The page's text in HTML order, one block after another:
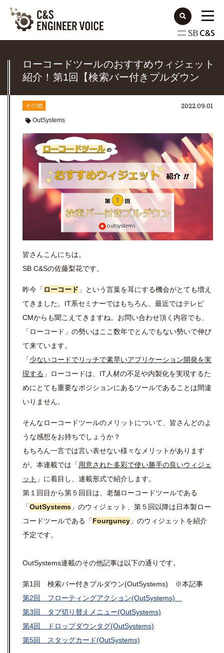
ローコードツールのおすすめウィジェット
紹介！第1回【検索バー付きプルダウン
その他
OutSystems
2022.09.01
皆さんこんにちは。
SB C&Sの佐藤梨花です。
昨今「 ローコード 」という言葉を耳にする機会がとても増え
てきました。IT系セミナーではもちろん、最近ではテレビ
CMからも聞こえてきますね。お問い合わせ頂く内容でも、
「ローコード」の勢いはここ数年でとんでもない勢いで伸び
て来ています。
「少ないコードでリッチで素早いアプリケーション開発を実
現する 」ローコードは、IT人材の不足や内製化を実現するた
めにとても重要なポジションにあるツールであることは間違
いりません。
そんなローコードツールのメリットについて、皆さんどのよ
うな感想をお持ちでしょうか？
もちろん一言では言い表せない様々なメリットがあります
が、本連載では「用意された多彩で使い勝手の良いウィジェ
ット 」に着目し、連載形式で紹介します。
第１回目から第５回目は、老舗ローコードツールである
「OutSystems 」のウィジェット、第５回以降は日本製ロー
コードツールである「Fourguncy 」のウィジェットを紹介
予定です。
OutSystems連載のその他記事は以下の通りです。
第1回 検索バー付きプルダウン(OutSystems) ※本記事
第2回 フローティングアクション(OutSystems)
第3回 タブ切り替えメニュー(OutSystems)
第4回 ドロップダウンタグ(OutSystems)
第5回 スタッグカード(OutSystems)